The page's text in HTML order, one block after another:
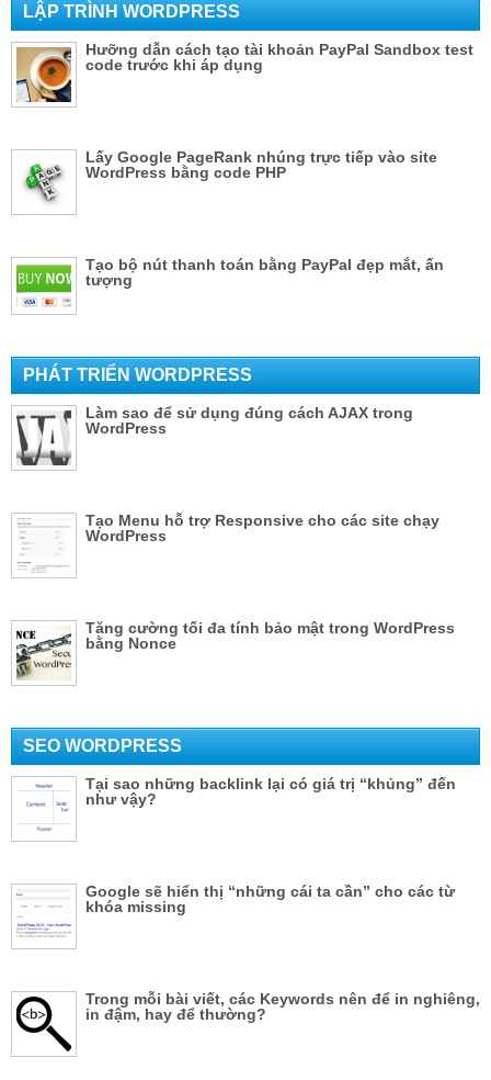
LẬP TRÌNH WORDPRESS
Hưỡng dẫn cách tạo tài khoản PayPal Sandbox test
code trước khi áp dụng
Lấy Google PageRank nhúng trực tiếp vào site
WordPress bằng code PHP
Tạo bộ nút thanh toán bằng PayPal đẹp mắt, ấn
tượng
PHÁT TRIỂN WORDPRESS
Làm sao để sử dụng đúng cách AJAX trong
WordPress
Tạo Menu hỗ trợ Responsive cho các site chạy
WordPress
Tăng cường tối đa tính bảo mật trong WordPress
bằng Nonce
SEO WORDPRESS
Tại sao những backlink lại có giá trị “khủng” đến
như vậy?
Google sẽ hiển thị “những cái ta cần” cho các từ
khóa missing
Trong mỗi bài viết, các Keywords nên để in nghiêng,
in đậm, hay để thường?